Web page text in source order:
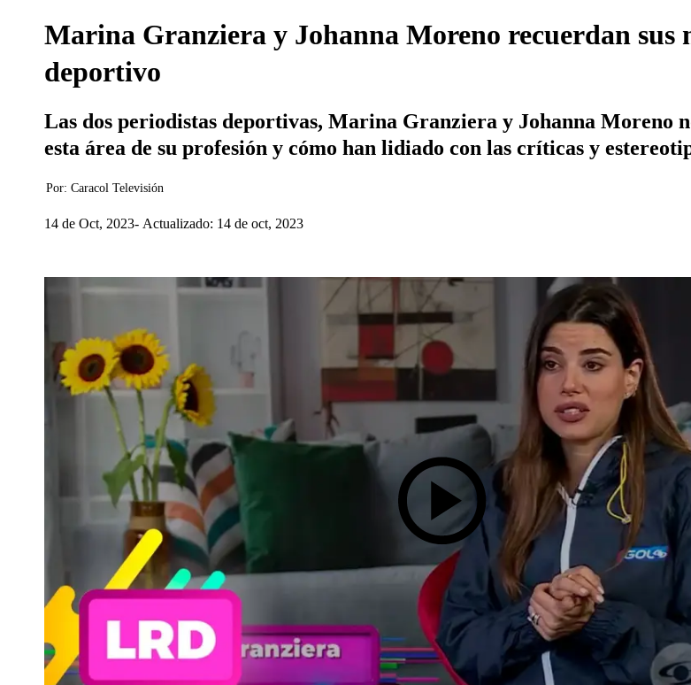
Marina Granziera y Johanna Moreno recuerdan sus
deportivo
Las dos periodistas deportivas, Marina Granziera y Johanna Moreno
esta área de su profesión y cómo han lidiado con las críticas y
Por: Caracol Televisión
14 de Oct, 2023 Actualizado: 14 de oct, 2023